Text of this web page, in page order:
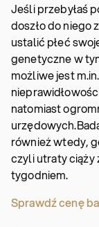
Jeśli przebyłaś
doszło do niego
ustalić płeć
genetyczne w
możliwe jest
natomiast
urzędowych.
również wtedy,
czyli utraty ciąży
tygodniem.
Sprawdź cenę